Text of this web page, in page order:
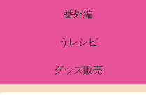
番外編
うレシピ
グッズ販売